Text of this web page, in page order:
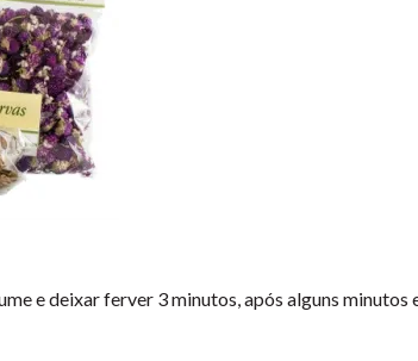
e deixar ferver 3 minutos, após alguns minutos